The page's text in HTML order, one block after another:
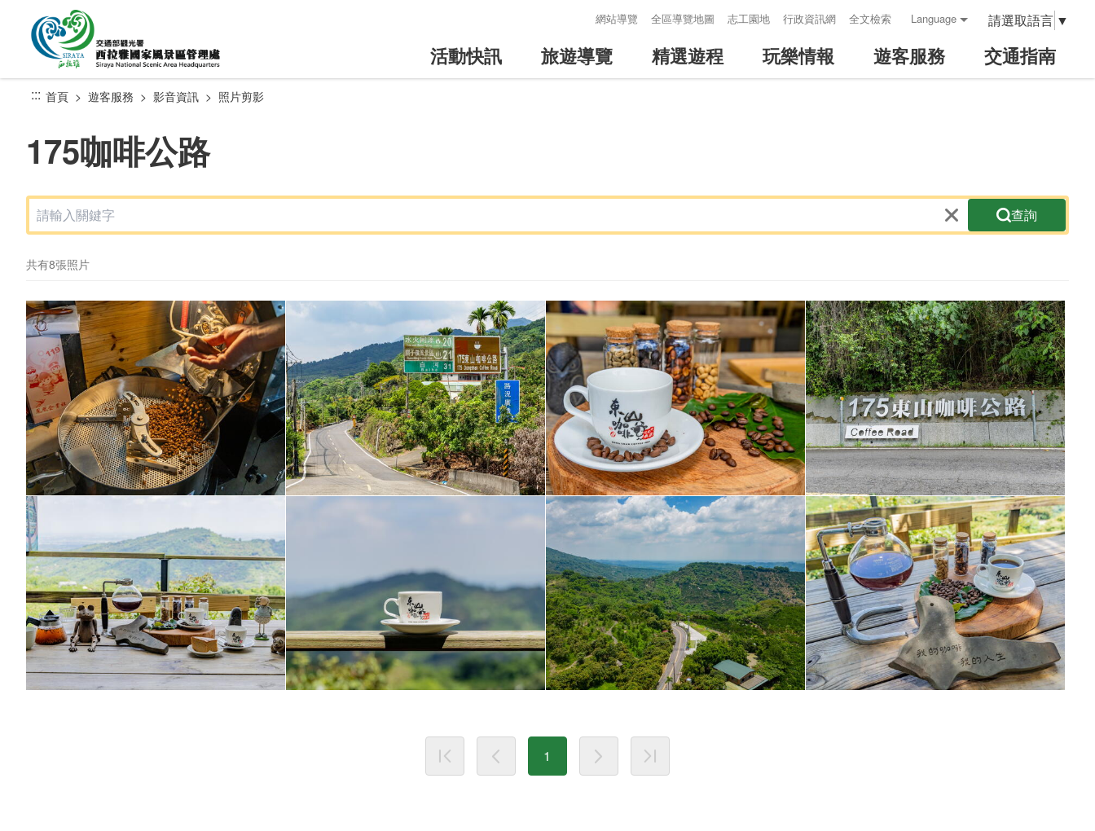
網站導覽 全區導覽地圖 志工園地 行政資訊網 全文檢索 Language 請選取語言 ▼
活動快訊 旅遊導覽 精選遊程 玩樂情報 遊客服務 交通指南
::: 首頁 遊客服務 影音資訊 照片剪影
175咖啡公路
查詢
共有8張照片
1